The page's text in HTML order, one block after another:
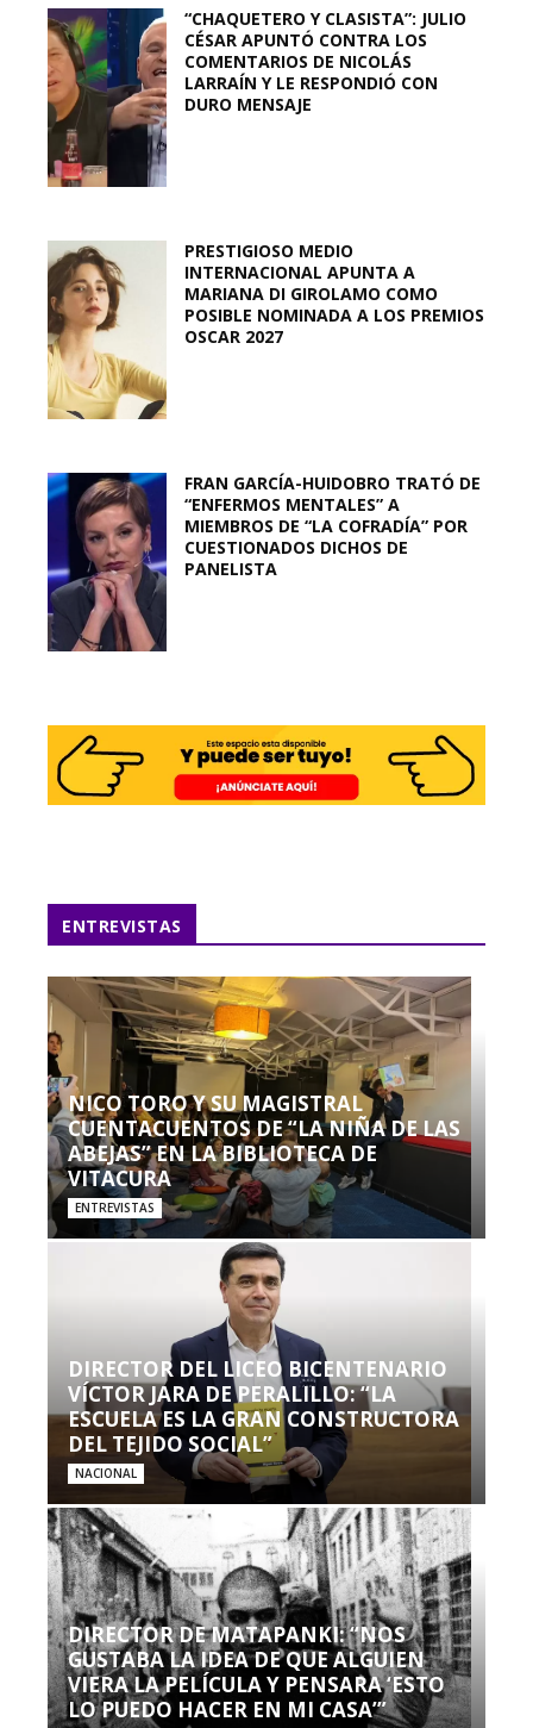
“CHAQUETERO Y CLASISTA”: JULIO
CÉSAR APUNTÓ CONTRA LOS
COMENTARIOS DE NICOLÁS
LARRAÍN Y LE RESPONDIÓ CON
DURO MENSAJE
PRESTIGIOSO MEDIO
INTERNACIONAL APUNTA A
MARIANA DI GIROLAMO COMO
POSIBLE NOMINADA A LOS PREMIOS
OSCAR 2027
FRAN GARCÍA-HUIDOBRO TRATÓ DE
“ENFERMOS MENTALES” A
MIEMBROS DE “LA COFRADÍA” POR
CUESTIONADOS DICHOS DE
PANELISTA
ENTREVISTAS
NICO TORO Y SU MAGISTRAL
CUENTACUENTOS DE “LA NIÑA DE LAS
ABEJAS” EN LA BIBLIOTECA DE
VITACURA
ENTREVISTAS
DIRECTOR DEL LICEO BICENTENARIO
VÍCTOR JARA DE PERALILLO: “LA
ESCUELA ES LA GRAN CONSTRUCTORA
DEL TEJIDO SOCIAL”
NACIONAL
DIRECTOR DE MATAPANKI: “NOS
GUSTABA LA IDEA DE QUE ALGUIEN
VIERA LA PELÍCULA Y PENSARA ‘ESTO
LO PUEDO HACER EN MI CASA’”